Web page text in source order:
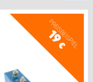
PREISBEISPIEL
19
€